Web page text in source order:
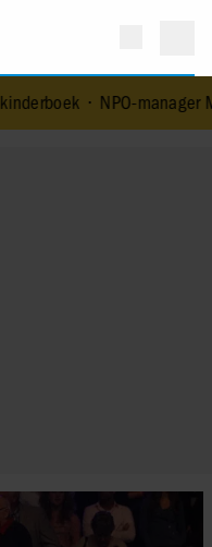
NPO-manager Menno de